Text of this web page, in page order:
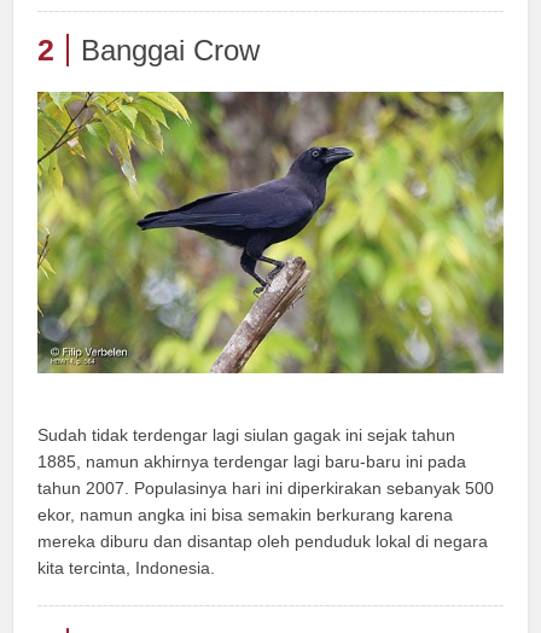
2 Banggai Crow
Sudah tidak terdengar lagi siulan gagak ini sejak tahun
1885, namun akhirnya terdengar lagi baru-baru ini pada
tahun 2007. Populasinya hari ini diperkirakan sebanyak 500
ekor, namun angka ini bisa semakin berkurang karena
mereka diburu dan disantap oleh penduduk lokal di negara
kita tercinta, Indonesia.